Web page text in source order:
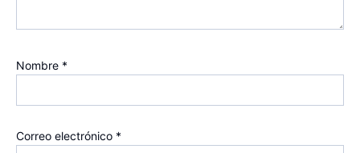
Nombre *
Correo electrónico *